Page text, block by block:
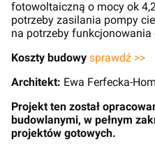
fotowoltaiczną o mocy ok
potrzeby zasilania pompy
na potrzeby
Koszty budowy sprawdź >>
Architekt: Ewa Ferfecka-
Projekt ten został
budowlanymi, w pełnym
projektów gotowych.